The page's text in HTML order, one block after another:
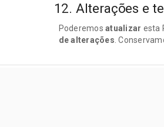
12. Alterações e
Poderemos atualizar esta
de alterações.